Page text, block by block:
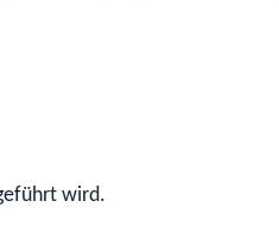
wird.